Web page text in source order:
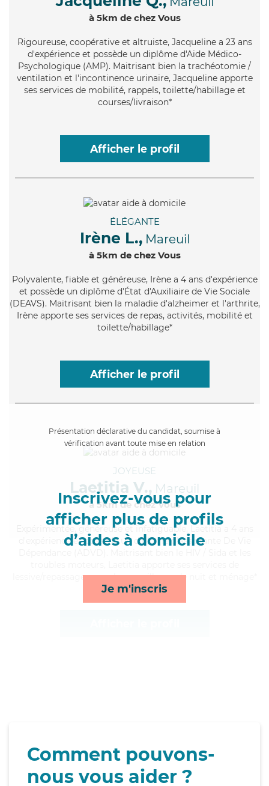
à 5km de chez Vous
Rigoureuse, coopérative et altruiste, Jacqueline a 23 ans
d'expérience et possède un diplôme d'Aide Médico-
Psychologique (AMP). Maitrisant bien la trachéotomie /
ventilation et l'incontinence urinaire, Jacqueline apporte
ses services de mobilité, rappels, toilette/habillage et
courses/livraison*
Afficher le profil
ÉLÉGANTE
Irène L., Mareuil
à 5km de chez Vous
Polyvalente, fiable et généreuse, Irène a 4 ans d'expérience
et possède un diplôme d'État d'Auxiliaire de Vie Sociale
(DEAVS). Maitrisant bien la maladie d'alzheimer et l'arthrite,
Irène apporte ses services de repas, activités, mobilité et
toilette/habillage*
Afficher le profil
Présentation déclarative du candidat, soumise à
vérification avant toute mise en relation
Inscrivez-vous pour
afficher plus de profils
d’aides à domicile
Je m'inscris
JOYEUSE
Laetitia V., Mareuil
à 5km de chez Vous
, généreuse et infatiguable, Laetitia a 4 ans
d'expérience et possède un diplôme d'Assistante De Vie
lessive/repassage, rappels, surveillance de nuit et ménage*
Comment pouvons-
nous vous aider ?